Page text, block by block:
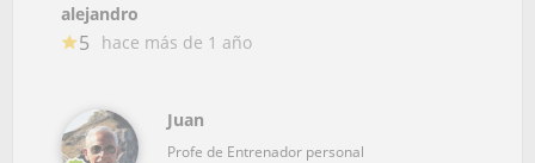
alejandro
5 hace más de 1 año
Juan
Profe de Entrenador personal